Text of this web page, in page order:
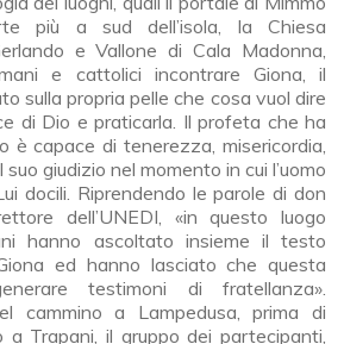
più a sud dell’isola, la Chiesa
e Vallone di Cala Madonna,
e cattolici incontrare Giona, il
sulla propria pelle che cosa vuol dire
di Dio e praticarla. Il profeta che ha
è capace di tenerezza, misericordia,
giudizio nel momento in cui l’uomo
docili. Riprendendo le parole di don
dell’UNEDI, «in questo luogo
hanno ascoltato insieme il testo
ed hanno lasciato che questa
testimoni di fratellanza».
cammino a Lampedusa, prima di
a Trapani, il gruppo dei partecipanti,